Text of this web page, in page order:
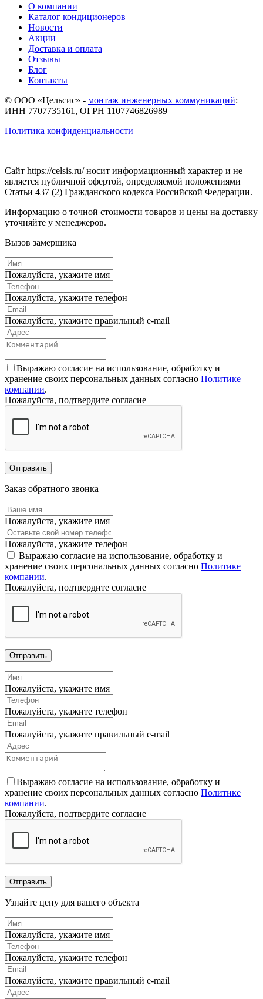
О компании
Каталог кондиционеров
Новости
Акции
Доставка и оплата
Отзывы
Блог
Контакты
© ООО «Цельсис» - монтаж инженерных коммуникаций:
ИНН 7707735161, ОГРН 1107746826989
Политика конфиденциальности
Сайт https://celsis.ru/ носит информационный характер и не
является публичной офертой, определяемой положениями
Статьи 437 (2) Гражданского кодекса Российской Федерации.
Информацию о точной стоимости товаров и цены на доставку
уточняйте у менеджеров.
Вызов замерщика
Пожалуйста, укажите имя
Пожалуйста, укажите телефон
Пожалуйста, укажите правильный e-mail
Выражаю согласие на использование, обработку и
хранение своих персональных данных согласно Политике
компании.
Пожалуйста, подтвердите согласие
Отправить
Заказ обратного звонка
Пожалуйста, укажите имя
Пожалуйста, укажите телефон
Выражаю согласие на использование, обработку и
хранение своих персональных данных согласно Политике
компании.
Пожалуйста, подтвердите согласие
Отправить
Пожалуйста, укажите имя
Пожалуйста, укажите телефон
Пожалуйста, укажите правильный e-mail
Выражаю согласие на использование, обработку и
хранение своих персональных данных согласно Политике
компании.
Пожалуйста, подтвердите согласие
Отправить
Узнайте цену для вашего объекта
Пожалуйста, укажите имя
Пожалуйста, укажите телефон
Пожалуйста, укажите правильный e-mail